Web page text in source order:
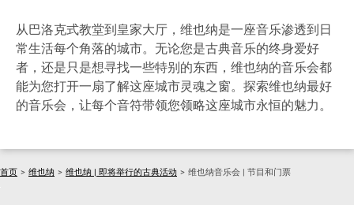
从巴洛克式教堂到皇家大厅，维也纳是一座音乐渗透到日
常生活每个角落的城市。无论您是古典音乐的终身爱好
者，还是只是想寻找一些特别的东西，维也纳的音乐会都
能为您打开一扇了解这座城市灵魂之窗。探索维也纳最好
的音乐会，让每个音符带领您领略这座城市永恒的魅力。
首页 > 维也纳 > 维也纳 | 即将举行的古典活动 > 维也纳音乐会 | 节目和门票